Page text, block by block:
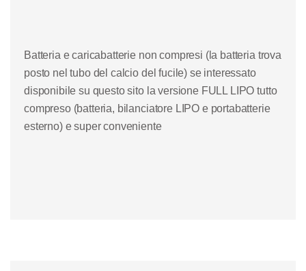
Batteria e caricabatterie non compresi (la batteria trova
posto nel tubo del calcio del fucile) se interessato
disponibile su questo sito la versione FULL LIPOtutto
compreso (batteria, bilanciatore LIPO e portabatterie
esterno) esuper conveniente